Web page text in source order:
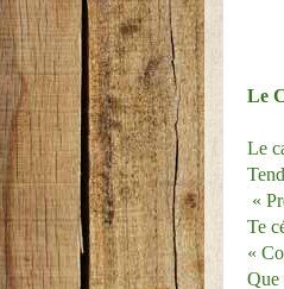
Le
Le
«
Te
«
Que